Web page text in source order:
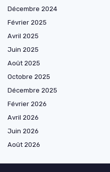
Décembre 2024
Février 2025
Avril 2025
Juin 2025
Août 2025
Octobre 2025
Décembre 2025
Février 2026
Avril 2026
Juin 2026
Août 2026